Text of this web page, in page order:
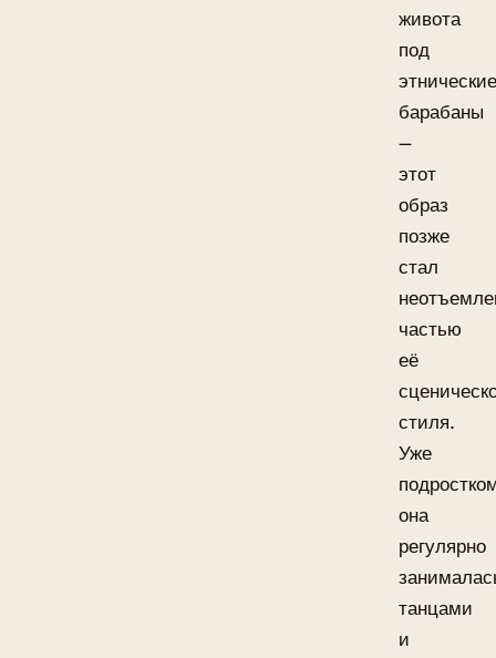
живота
под
этнические
барабаны
—
этот
образ
позже
стал
частью
её
стиля.
Уже
она
регулярно
танцами
и